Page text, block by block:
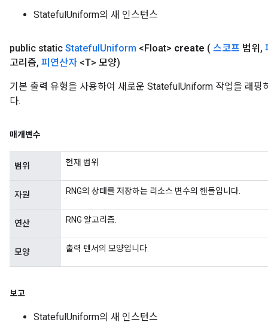
StatefulUniform의 새 인스턴스
public static StatefulUniform <Float> create ( 스코프 범위 ,
고리즘, 피연산자 <T> 모양)
기본 출력 유형을 사용하여 새로운 StatefulUniform 작업을 래핑
다.
매개변수
범위 현재 범위
자원 RNG의 상태를 저장하는 리소스 변수의 핸들입니다.
연산 RNG 알고리즘.
모양 출력 텐서의 모양입니다.
보고
StatefulUniform의 새 인스턴스